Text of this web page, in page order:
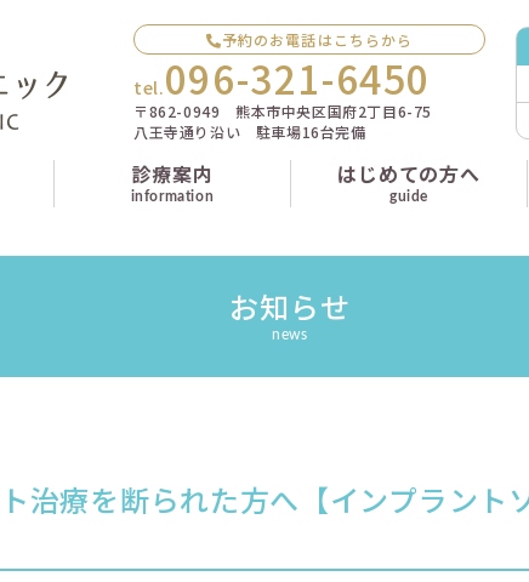
予約のお電話はこちらから
tel.096-321-6450
〒862-0949 熊本市中央区国府2丁目6-75
八王寺通り沿い 駐車場16台完備
診療案内
information
はじめての方へ
guide
お知らせ
news
治療を断られた方へ【インプラント